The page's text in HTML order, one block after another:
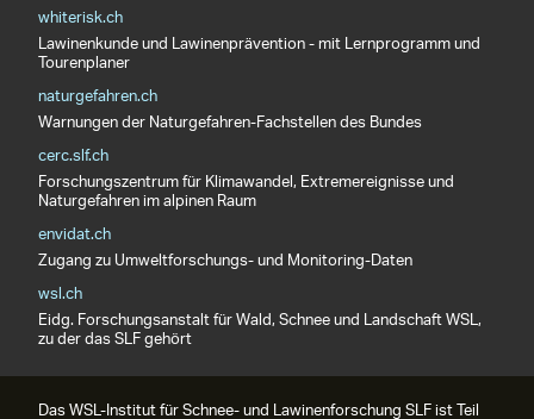
whiterisk.ch
Lawinenkunde und Lawinenprävention - mit Lernprogramm und
Tourenplaner
naturgefahren.ch
Warnungen der Naturgefahren-Fachstellen des Bundes
cerc.slf.ch
Forschungszentrum für Klimawandel, Extremereignisse und
Naturgefahren im alpinen Raum
envidat.ch
Zugang zu Umweltforschungs- und Monitoring-Daten
wsl.ch
Eidg. Forschungsanstalt für Wald, Schnee und Landschaft WSL,
zu der das SLF gehört
Das WSL-Institut für Schnee- und Lawinenforschung SLF ist Teil